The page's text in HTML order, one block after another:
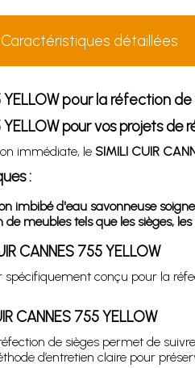
Caractéristiques détaillées
YELLOW pour la réfection
YELLOW pour vos projets
immédiate, le SIMILI CUIR
:
imbibé d'eau savonneuse
meubles tels que les sièges,
CANNES 755 YELLOW
spécifiquement conçu pour la
CANNES 755 YELLOW
de sièges permet de
d’entretien claire pour